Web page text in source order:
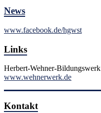
News
www.facebook.de/hgwst
Links
Herbert-Wehner-Bildungswerk
www.wehnerwerk.de
Kontakt